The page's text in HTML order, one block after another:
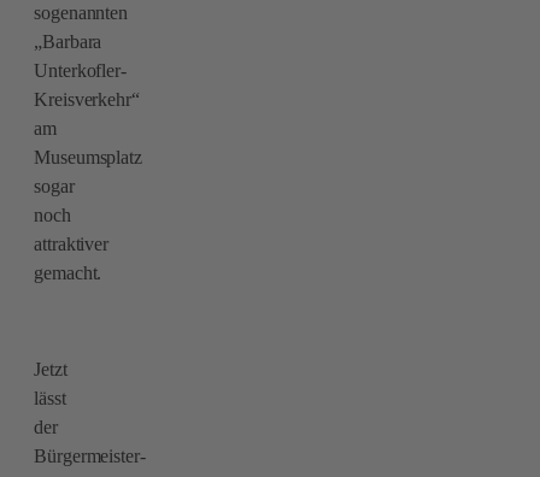
sogenannten
„Barbara
Unterkofler-
Kreisverkehr“
am
Museumsplatz
sogar
noch
attraktiver
gemacht.
Jetzt
lässt
der
Bürgermeister-